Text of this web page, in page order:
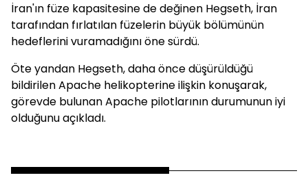
İran'ın füze kapasitesine de değinen Hegseth, İran
tarafından fırlatılan füzelerin büyük bölümünün
hedeflerini vuramadığını öne sürdü.
Öte yandan Hegseth, daha önce düşürüldüğü
bildirilen Apache helikopterine ilişkin konuşarak,
görevde bulunan Apache pilotlarının durumunun iyi
olduğunu açıkladı.